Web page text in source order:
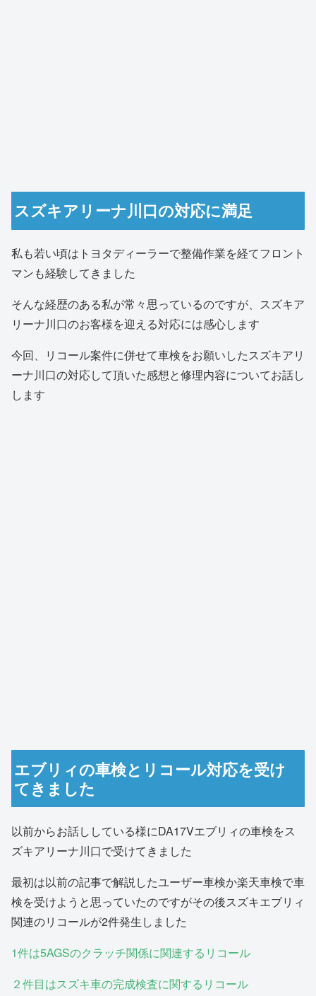
スズキアリーナ川口の対応に満足
私も若い頃はトヨタディーラーで整備作業を経てフロント
マンも経験してきました
そんな経歴のある私が常々思っているのですが、スズキア
リーナ川口のお客様を迎える対応には感心します
今回、リコール案件に併せて車検をお願いしたスズキアリ
ーナ川口の対応して頂いた感想と修理内容についてお話し
します
エブリィの車検とリコール対応を受け
てきました
以前からお話ししている様にDA17Vエブリィの車検をス
ズキアリーナ川口で受けてきました
最初は以前の記事で解説したユーザー車検か楽天車検で車
検を受けようと思っていたのですがその後スズキエブリィ
関連のリコールが2件発生しました
1件は5AGSのクラッチ関係に関連するリコール
２件目はスズキ車の完成検査に関するリコール